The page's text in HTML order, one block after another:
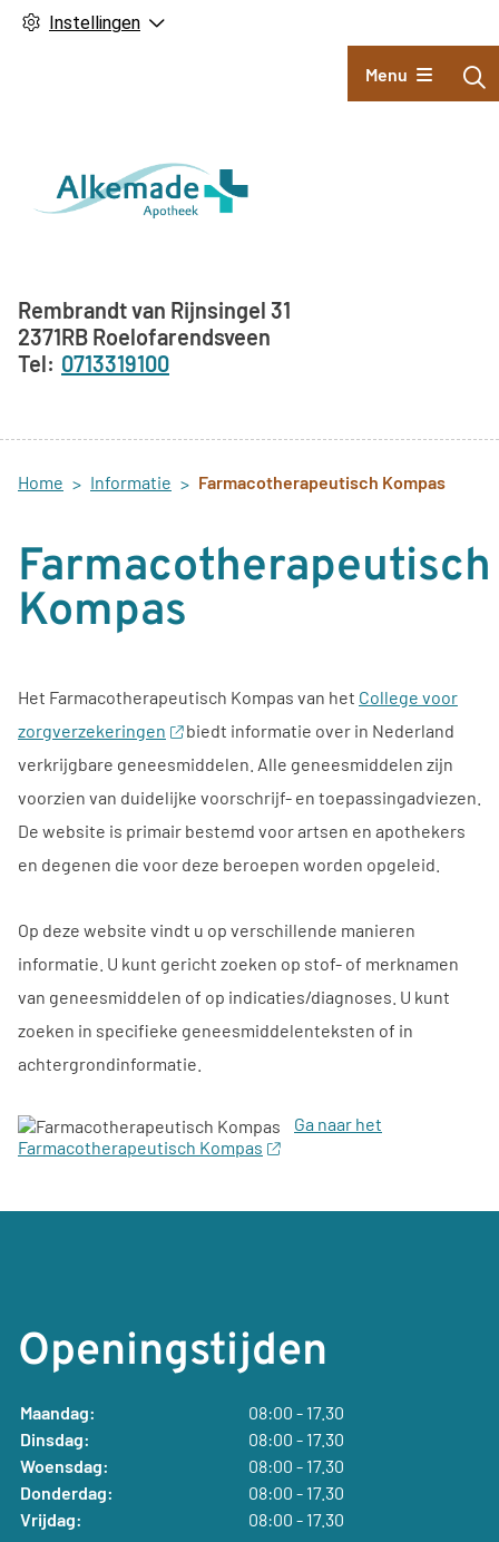
Instellingen
Hoofdmenu
Menu
Adresgegevens
Rembrandt van Rijnsingel 31
2371RB Roelofarendsveen
0713319100
Home Informatie Farmacotherapeutisch Kompas
Farmacotherapeutisch
Kompas
Het Farmacotherapeutisch Kompas van het College voor
zorgverzekeringen
biedt informatie over in Nederland
verkrijgbare geneesmiddelen. Alle geneesmiddelen zijn
voorzien van duidelijke voorschrijf- en toepassingadviezen.
De website is primair bestemd voor artsen en apothekers
en degenen die voor deze beroepen worden opgeleid.
Op deze website vindt u op verschillende manieren
informatie. U kunt gericht zoeken op stof- of merknamen
van geneesmiddelen of op indicaties/diagnoses. U kunt
zoeken in specifieke geneesmiddelenteksten of in
achtergrondinformatie.
Ga naar het
Farmacotherapeutisch Kompas
Openingstijden
Maandag:
08:00 - 17.30
Dinsdag:
08:00 - 17.30
Woensdag:
08:00 - 17.30
Donderdag:
08:00 - 17.30
Vrijdag:
08:00 - 17.30